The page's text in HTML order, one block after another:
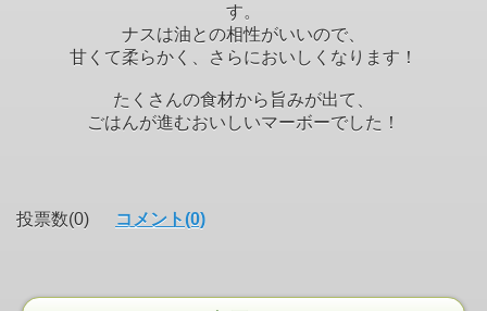
す。
ナスは油との相性がいいので、
甘くて柔らかく、さらにおいしくなります！
たくさんの食材から旨みが出て、
ごはんが進むおいしいマーボーでした！
投票数(0) コメント(0)